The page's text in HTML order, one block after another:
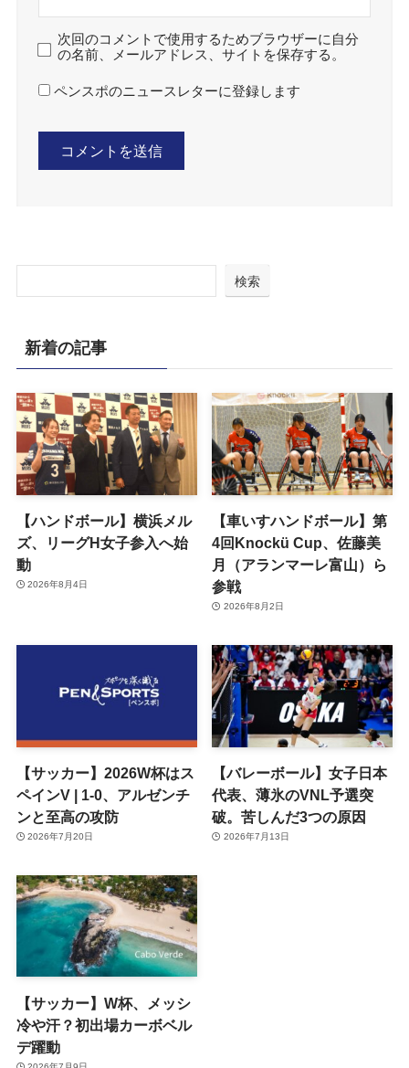
次回のコメントで使用するためブラウザーに自分
の名前、メールアドレス、サイトを保存する。
ペンスポのニュースレターに登録します
検索
新着の記事
【ハンドボール】横浜メル
ズ、リーグH女子参入へ始
動
2026年8月4日
【車いすハンドボール】第
4回Knockü Cup、佐藤美
月（アランマーレ富山）ら
参戦
2026年8月2日
【サッカー】2026W杯はス
ペインV | 1-0、アルゼンチ
ンと至高の攻防
2026年7月20日
【バレーボール】女子日本
代表、薄氷のVNL予選突
破。苦しんだ3つの原因
2026年7月13日
【サッカー】W杯、メッシ
冷や汗？初出場カーボベル
デ躍動